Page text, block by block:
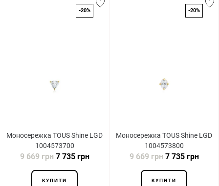
-20%
Моносережка TOUS Shine LGD
1004573700
9 669 грн7 735 грн
КУПИТИ
-20%
Моносережка TOUS Shine LGD
1004573800
9 669 грн7 735 грн
КУПИТИ